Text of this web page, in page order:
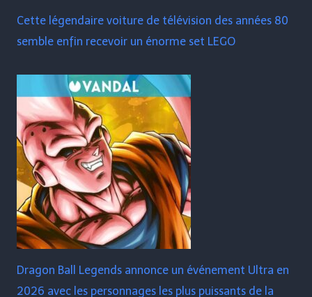
Cette légendaire voiture de télévision des années 80
semble enfin recevoir un énorme set LEGO
Dragon Ball Legends annonce un événement Ultra en
2026 avec les personnages les plus puissants de la